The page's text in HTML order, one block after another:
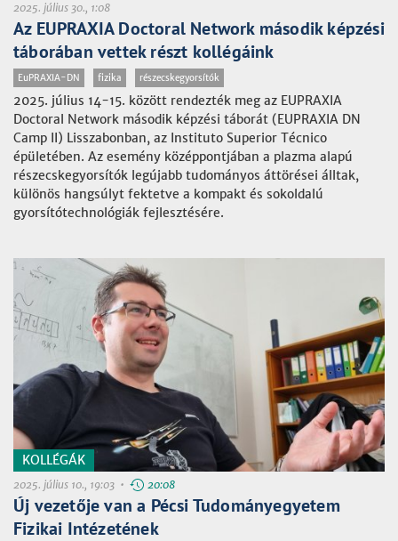
2025. július 30., 1:08
Az EUPRAXIA Doctoral Network második képzési
táborában vettek részt kollégáink
EuPRAXIA-DN fizika részecskegyorsítók
2025. július 14-15. között rendezték meg az EUPRAXIA
Doctoral Network második képzési táborát (EUPRAXIA DN
Camp II) Lisszabonban, az Instituto Superior Técnico
épületében. Az esemény középpontjában a plazma alapú
részecskegyorsítók legújabb tudományos áttörései álltak,
különös hangsúlyt fektetve a kompakt és sokoldalú
gyorsítótechnológiák fejlesztésére.
KOLLÉGÁK
2025. július 10., 19:03 • 20:08
Új vezetője van a Pécsi Tudományegyetem
Fizikai Intézetének